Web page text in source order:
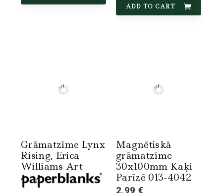
ADD TO CART
Grāmatzīme Lynx
Rising, Erica
Williams Art
Magnētiskā
grāmatzīme
30x100mm Kaķi
Parīzē 013-4042
2,99 €